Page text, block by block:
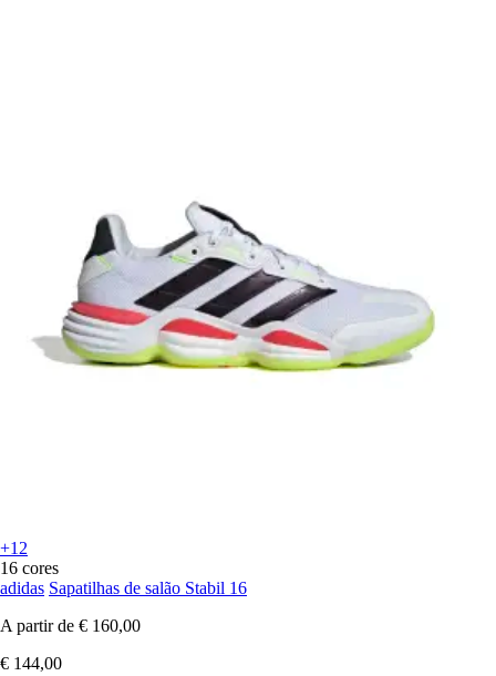
+12
16 cores
adidas Sapatilhas de salão Stabil 16
A partir de € 160,00
€ 144,00